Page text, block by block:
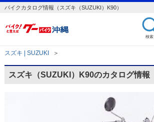
バイクカタログ情報（スズキ（SUZUKI）K90）
検索
スズキ | SUZUKI ＞
スズキ（SUZUKI）K90のカタログ情報